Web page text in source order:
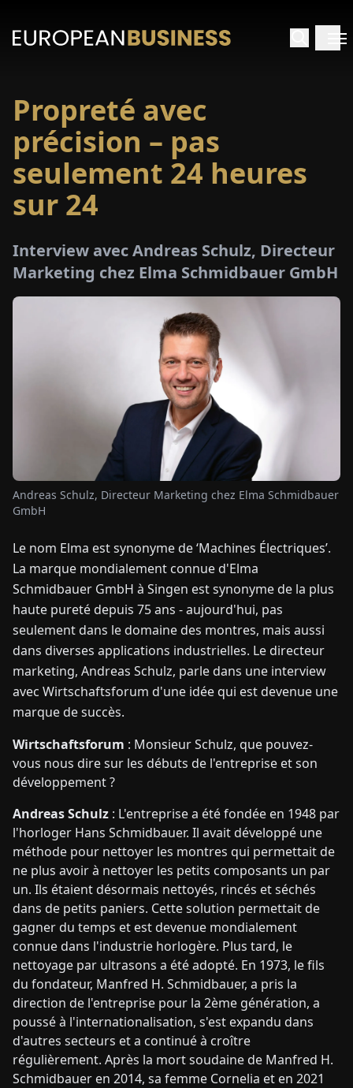
ENDE
NOUS
Propreté avec
précision – pas
seulement 24 heures
sur 24
Interview avec Andreas Schulz, Directeur
Marketing chez Elma Schmidbauer GmbH
Andreas Schulz, Directeur Marketing chez Elma Schmidbauer
GmbH
Le nom Elma est synonyme de ‘Machines Électriques’.
La marque mondialement connue d'Elma
Schmidbauer GmbH à Singen est synonyme de la plus
haute pureté depuis 75 ans - aujourd'hui, pas
seulement dans le domaine des montres, mais aussi
dans diverses applications industrielles. Le directeur
marketing, Andreas Schulz, parle dans une interview
avec Wirtschaftsforum d'une idée qui est devenue une
marque de succès.
Wirtschaftsforum : Monsieur Schulz, que pouvez-
vous nous dire sur les débuts de l'entreprise et son
développement ?
Andreas Schulz : L'entreprise a été fondée en 1948 par
l'horloger Hans Schmidbauer. Il avait développé une
méthode pour nettoyer les montres qui permettait de
ne plus avoir à nettoyer les petits composants un par
un. Ils étaient désormais nettoyés, rincés et séchés
dans de petits paniers. Cette solution permettait de
gagner du temps et est devenue mondialement
connue dans l'industrie horlogère. Plus tard, le
nettoyage par ultrasons a été adopté. En 1973, le fils
du fondateur, Manfred H. Schmidbauer, a pris la
direction de l'entreprise pour la 2ème génération, a
poussé à l'internationalisation, s'est expandu dans
d'autres secteurs et a continué à croître
régulièrement. Après la mort soudaine de Manfred H.
Schmidbauer en 2014, sa femme Cornelia et en 2021